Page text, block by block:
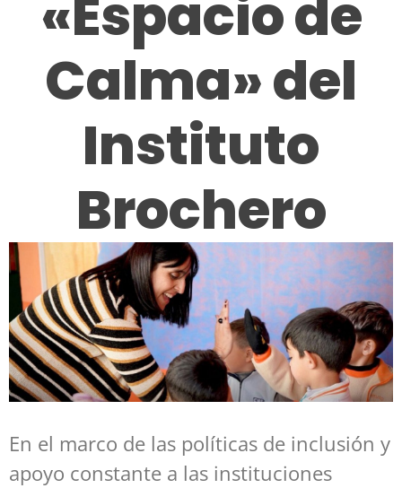
«Espacio de
Calma» del
Instituto
Brochero
En el marco de las políticas de inclusión y
apoyo constante a las instituciones